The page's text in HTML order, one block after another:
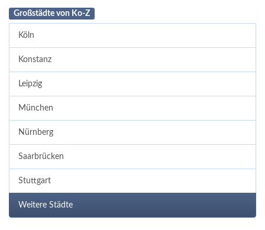
Großstädte von Ko-Z
Köln
Konstanz
Leipzig
München
Nürnberg
Saarbrücken
Stuttgart
Weitere Städte